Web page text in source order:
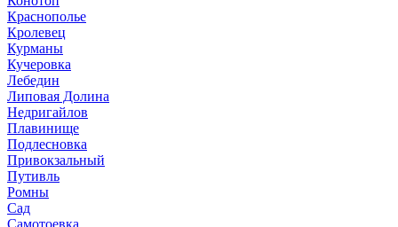
Краснополье
Кролевец
Курманы
Кучеровка
Лебедин
Липовая Долина
Недригайлов
Плавинище
Подлесновка
Привокзальный
Путивль
Ромны
Сад
Самотоевка